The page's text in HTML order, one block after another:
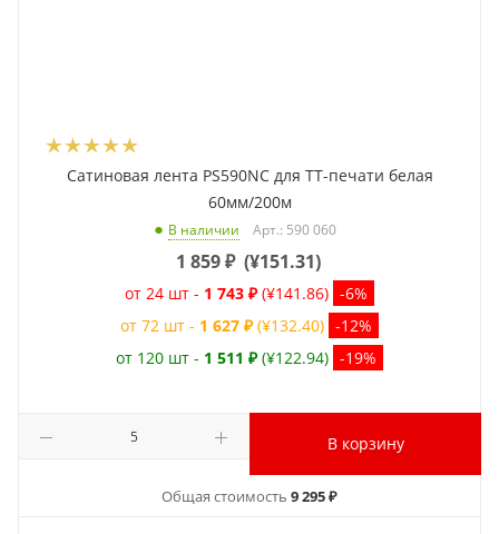
Сатиновая лента PS590NC для ТТ-печати белая
60мм/200м
В наличии Арт.: 590 060
1 859₽ (¥151.31)
от 24 шт - 1 743 ₽ (¥141.86) -6%
от 72 шт - 1 627 ₽ (¥132.40) -12%
от 120 шт - 1 511 ₽ (¥122.94) -19%
В корзину
Общая стоимость 9 295 ₽